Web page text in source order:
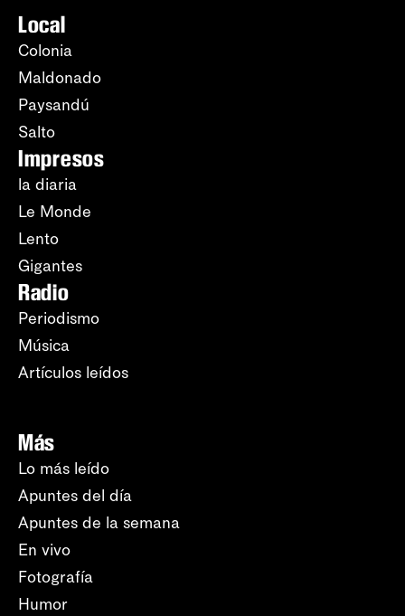
Local
Colonia
Maldonado
Paysandú
Salto
Impresos
la diaria
Le Monde
Lento
Gigantes
Radio
Periodismo
Música
Artículos leídos
Más
Lo más leído
Apuntes del día
Apuntes de la semana
En vivo
Fotografía
Humor